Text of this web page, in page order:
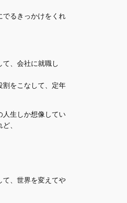
でるきっかけをくれ
て、会社に就職し
割をこなして、定年
人生しか想像してい
、
て、世界を変えてや